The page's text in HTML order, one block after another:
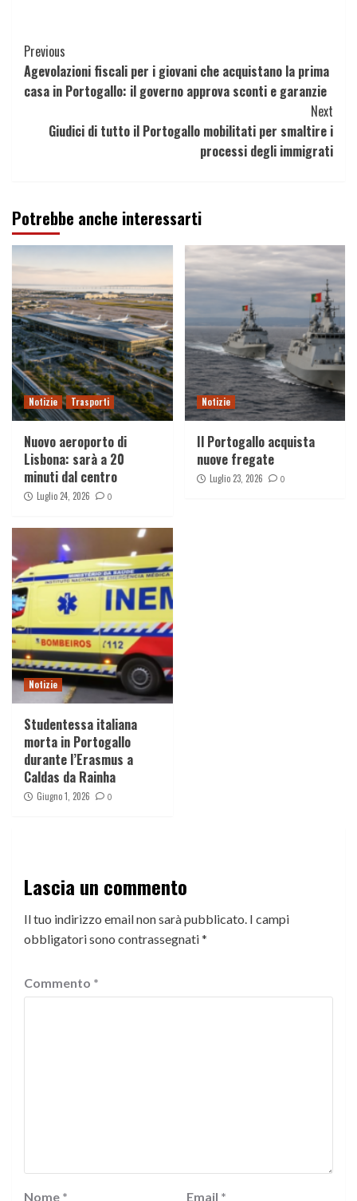
Continue
Reading
Previous
Agevolazioni fiscali per i giovani che acquistano la prima
casa in Portogallo: il governo approva sconti e garanzie
Next
Giudici di tutto il Portogallo mobilitati per smaltire i
processi degli immigrati
Potrebbe anche interessarti
Notizie Trasporti
Nuovo aeroporto di
Lisbona: sarà a 20
minuti dal centro
Luglio 24, 2026 0
Notizie
Il Portogallo acquista
nuove fregate
Luglio 23, 2026 0
Notizie
Studentessa italiana
morta in Portogallo
durante l’Erasmus a
Caldas da Rainha
Giugno 1, 2026 0
Lascia un commento
Il tuo indirizzo email non sarà pubblicato. I campi
obbligatori sono contrassegnati*
Commento *
Nome * Email *